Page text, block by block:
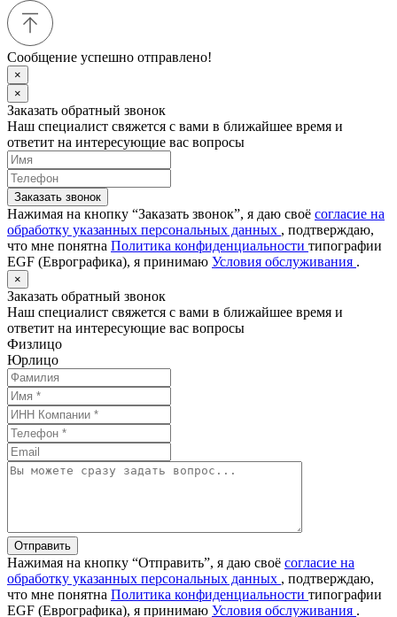
Сообщение успешно отправлено!
×
×
Заказать обратный звонок
Наш специалист свяжется с вами в ближайшее время и
ответит на интересующие вас вопросы
Заказать звонок
Нажимая на кнопку “Заказать звонок”, я даю своё согласие на
обработку указанных персональных данных , подтверждаю,
что мне понятна Политика конфиденциальности типографии
EGF (Еврографика), я принимаю Условия обслуживания .
×
Заказать обратный звонок
Наш специалист свяжется с вами в ближайшее время и
ответит на интересующие вас вопросы
Физлицо
Юрлицо
Отправить
Нажимая на кнопку “Отправить”, я даю своё согласие на
обработку указанных персональных данных , подтверждаю,
что мне понятна Политика конфиденциальности типографии
EGF (Еврографика), я принимаю Условия обслуживания .